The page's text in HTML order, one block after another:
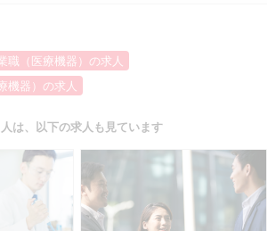
職（医療機器）の求人
機器）の求人
は、以下の求人も見ています